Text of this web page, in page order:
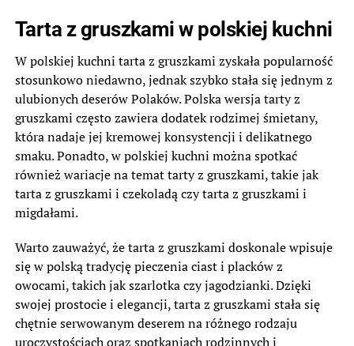
Tarta z gruszkami w polskiej kuchni
W polskiej kuchni tarta z gruszkami zyskała popularność
stosunkowo niedawno, jednak szybko stała się jednym z
ulubionych deserów Polaków. Polska wersja tarty z
gruszkami często zawiera dodatek rodzimej śmietany,
która nadaje jej kremowej konsystencji i delikatnego
smaku. Ponadto, w polskiej kuchni można spotkać
również wariacje na temat tarty z gruszkami, takie jak
tarta z gruszkami i czekoladą czy tarta z gruszkami i
migdałami.
Warto zauważyć, że tarta z gruszkami doskonale wpisuje
się w polską tradycję pieczenia ciast i placków z
owocami, takich jak szarlotka czy jagodzianki. Dzięki
swojej prostocie i elegancji, tarta z gruszkami stała się
chętnie serwowanym deserem na różnego rodzaju
uroczystościach oraz spotkaniach rodzinnych i